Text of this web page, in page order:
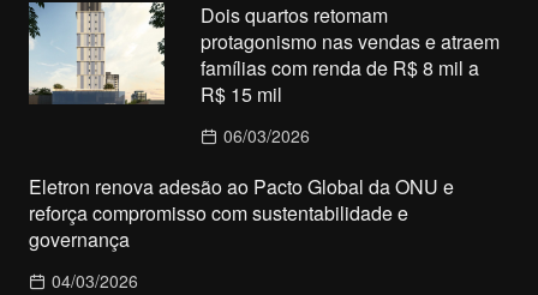
Dois quartos retomam
protagonismo nas vendas e atraem
famílias com renda de R$ 8 mil a
R$ 15 mil
06/03/2026
Eletron renova adesão ao Pacto Global da ONU e
reforça compromisso com sustentabilidade e
governança
04/03/2026